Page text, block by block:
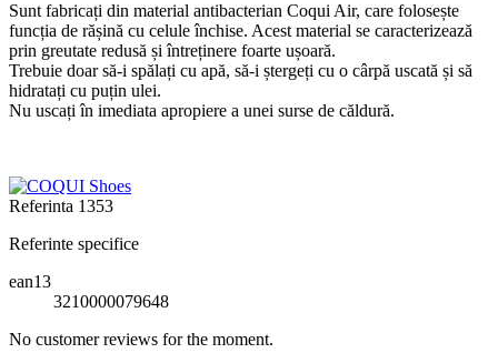
Sunt fabricați din material antibacterian Coqui Air, care folosește
funcția de rășină cu celule închise. Acest material se caracterizează
prin greutate redusă și întreținere foarte ușoară.
Trebuie doar să-i spălați cu apă, să-i ștergeți cu o cârpă uscată și să
hidratați cu puțin ulei.
Nu uscați în imediata apropiere a unei surse de căldură.
Referinta 1353
Referinte specifice
ean13
3210000079648
No customer reviews for the moment.